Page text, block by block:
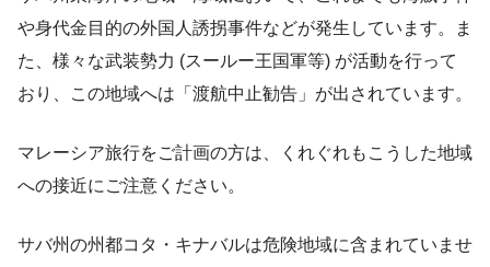
や身代金目的の外国人誘拐事件などが発生しています。ま
た、様々な武装勢力 (スールー王国軍等) が活動を行って
おり、この地域へは「渡航中止勧告」が出されています。
マレーシア旅行をご計画の方は、くれぐれもこうした地域
への接近にご注意ください。
サバ州の州都コタ・キナバルは危険地域に含まれていませ